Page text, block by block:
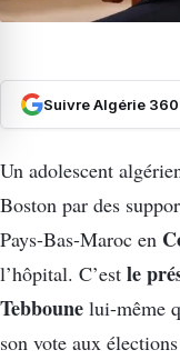
Suivre Algérie
Un adolescent
Boston par des
Pays-Bas-Maroc en
l’hôpital. C’est le
Tebboune lui-même
son vote aux